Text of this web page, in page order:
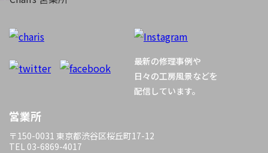
ー
シ
ョ
ン
最新の修理事例や
日々の工房風景などを
配信しています。
営業所
〒150-0031 東京都渋谷区桜丘町17-12
TEL 03-6869-4017